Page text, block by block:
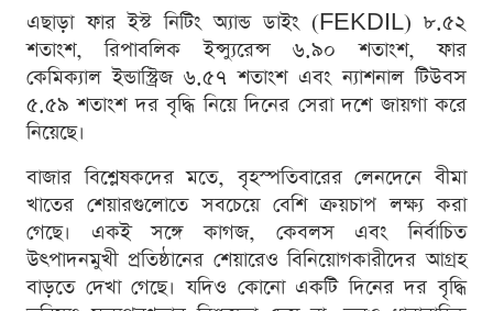
এছাড়া ফার ইস্ট নিটিং অ্যান্ড ডাইং (FEKDIL) ৮.৫২
শতাংশ, রিপাবলিক ইন্স্যুরেন্স ৬.৯০ শতাংশ, ফার
কেমিক্যাল ইন্ডাস্ট্রিজ ৬.৫৭ শতাংশ এবং ন্যাশনাল টিউবস
৫.৫৯ শতাংশ দর বৃদ্ধি নিয়ে দিনের সেরা দশে জায়গা করে
নিয়েছে।
বাজার বিশ্লেষকদের মতে, বৃহস্পতিবারের লেনদেনে বীমা
খাতের শেয়ারগুলোতে সবচেয়ে বেশি ক্রয়চাপ লক্ষ্য করা
গেছে। একই সঙ্গে কাগজ, কেবলস এবং নির্বাচিত
উৎপাদনমুখী প্রতিষ্ঠানের শেয়ারেও বিনিয়োগকারীদের আগ্রহ
বাড়তে দেখা গেছে। যদিও কোনো একটি দিনের দর বৃদ্ধি